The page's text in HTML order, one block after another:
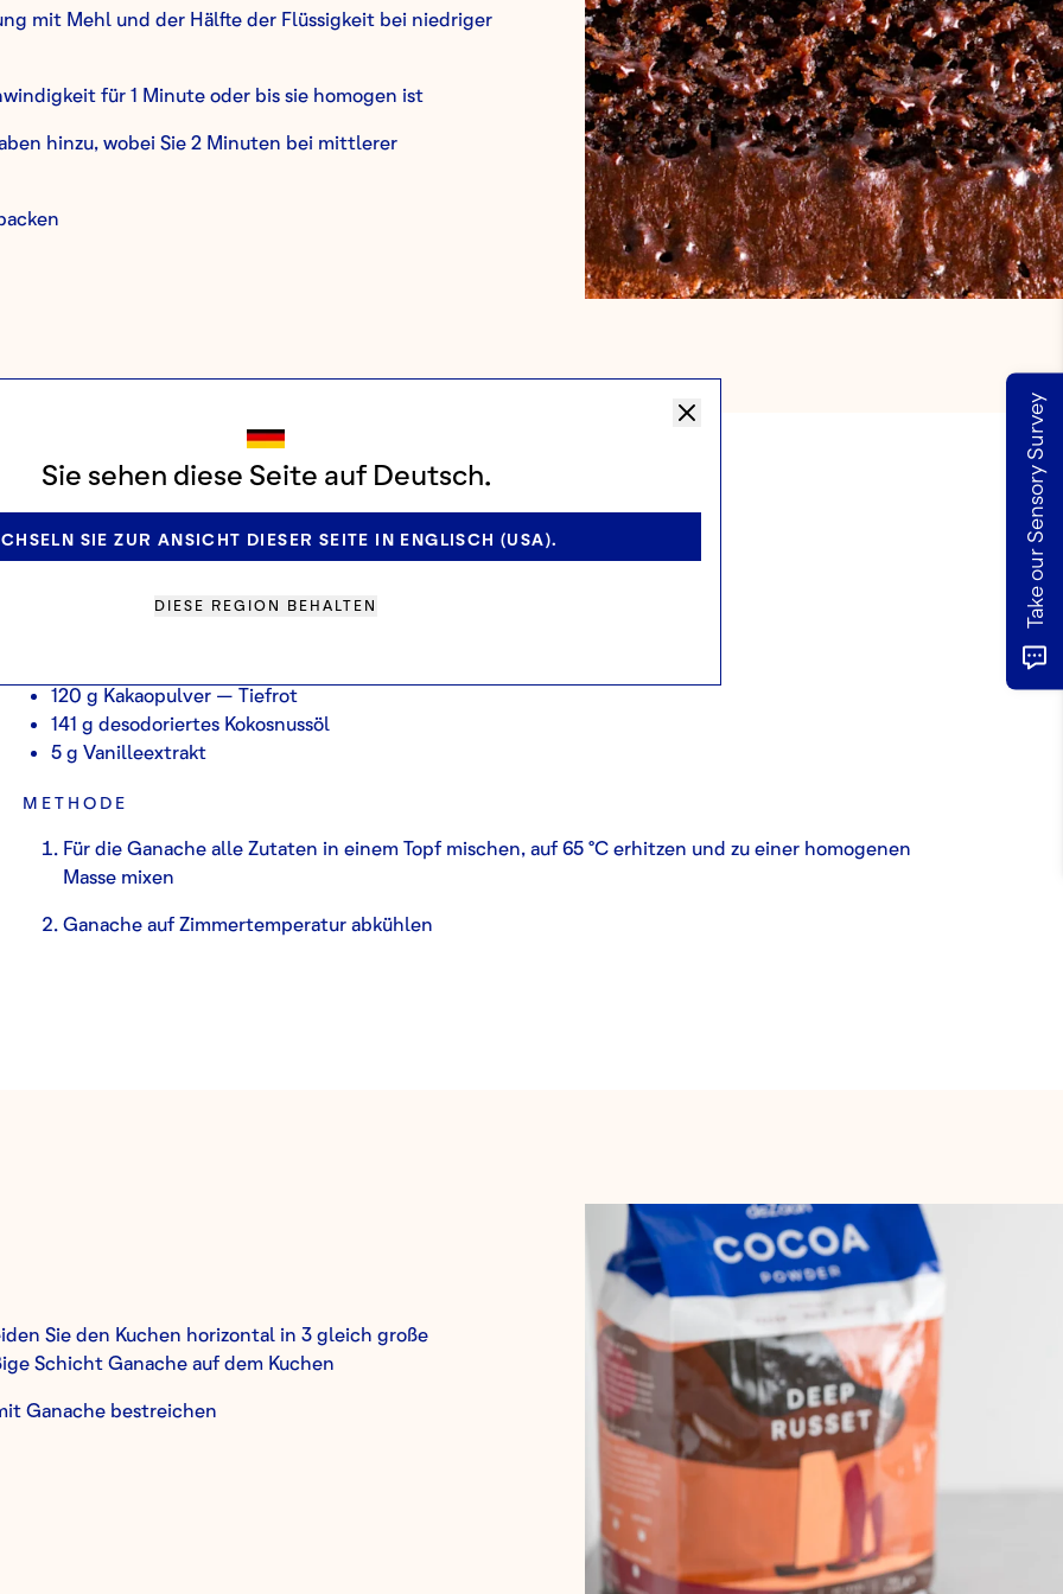
Sie sehen diese Seite auf Deutsch.
SIE ZUR ANSICHT DIESER SEITE IN ENGLISCH (USA).
DIESE REGION BEHALTEN
mit Mehl und der Hälfte der Flüssigkeit bei niedriger
für 1 Minute oder bis sie homogen ist
hinzu, wobei Sie 2 Minuten bei mittlerer
PART 2: FÜR DIE GANACHE
120 g Kakaopulver – Tiefrot
141 g desodoriertes Kokosnussöl
5 g Vanilleextrakt
METHODE
Für die Ganache alle Zutaten in einem Topf mischen, auf 65 °C erhitzen und zu einer homogenen
Masse mixen
Ganache auf Zimmertemperatur abkühlen
Sie den Kuchen horizontal in 3 gleich große
Schicht Ganache auf dem Kuchen
Ganache bestreichen
Take our Sensory Survey